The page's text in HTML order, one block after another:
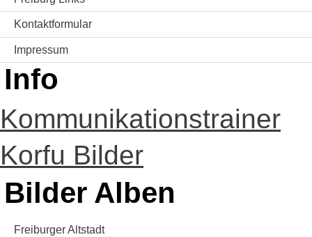
Kontaktformular
Impressum
Info
Kommunikationstrainer
Korfu Bilder
Bilder Alben
Freiburger Altstadt